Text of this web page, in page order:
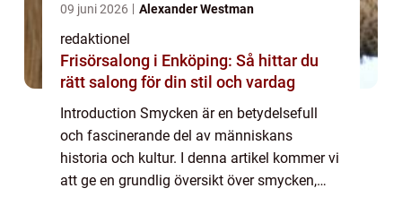
09 juni 2026 Alexander Westman
redaktionel
Frisörsalong i Enköping: Så hittar du
rätt salong för din stil och vardag
Introduction Smycken är en betydelsefull
och fascinerande del av människans
historia och kultur. I denna artikel kommer vi
att ge en grundlig översikt över smycken,